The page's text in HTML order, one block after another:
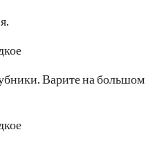
Варите на большом